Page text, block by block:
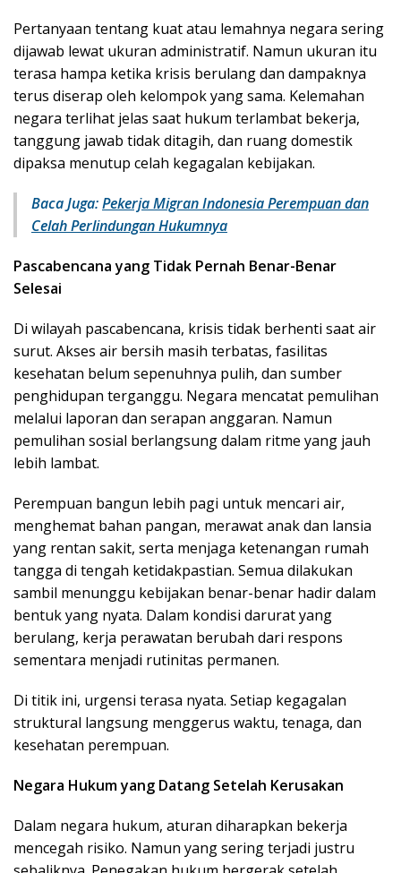
Pertanyaan tentang kuat atau lemahnya negara sering
dijawab lewat ukuran administratif. Namun ukuran itu
terasa hampa ketika krisis berulang dan dampaknya
terus diserap oleh kelompok yang sama. Kelemahan
negara terlihat jelas saat hukum terlambat bekerja,
tanggung jawab tidak ditagih, dan ruang domestik
dipaksa menutup celah kegagalan kebijakan.
Baca Juga:Pekerja Migran Indonesia Perempuan dan
Celah Perlindungan Hukumnya
Pascabencana yang Tidak Pernah Benar-Benar
Selesai
Di wilayah pascabencana, krisis tidak berhenti saat air
surut. Akses air bersih masih terbatas, fasilitas
kesehatan belum sepenuhnya pulih, dan sumber
penghidupan terganggu. Negara mencatat pemulihan
melalui laporan dan serapan anggaran. Namun
pemulihan sosial berlangsung dalam ritme yang jauh
lebih lambat.
Perempuan bangun lebih pagi untuk mencari air,
menghemat bahan pangan, merawat anak dan lansia
yang rentan sakit, serta menjaga ketenangan rumah
tangga di tengah ketidakpastian. Semua dilakukan
sambil menunggu kebijakan benar-benar hadir dalam
bentuk yang nyata. Dalam kondisi darurat yang
berulang, kerja perawatan berubah dari respons
sementara menjadi rutinitas permanen.
Di titik ini, urgensi terasa nyata. Setiap kegagalan
struktural langsung menggerus waktu, tenaga, dan
kesehatan perempuan.
Negara Hukum yang Datang Setelah Kerusakan
Dalam negara hukum, aturan diharapkan bekerja
mencegah risiko. Namun yang sering terjadi justru